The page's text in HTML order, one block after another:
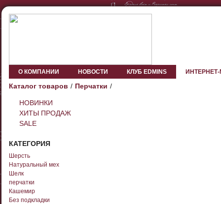
О КОМПАНИИ НОВОСТИ КЛУБ EDMINS
Каталог товаров Перчатки
НОВИНКИ
ХИТЫ ПРОДАЖ
SALE
КАТЕГОРИЯ
Шерсть
Натуральный мех
Шелк
перчатки
Кашемир
Без подкладки